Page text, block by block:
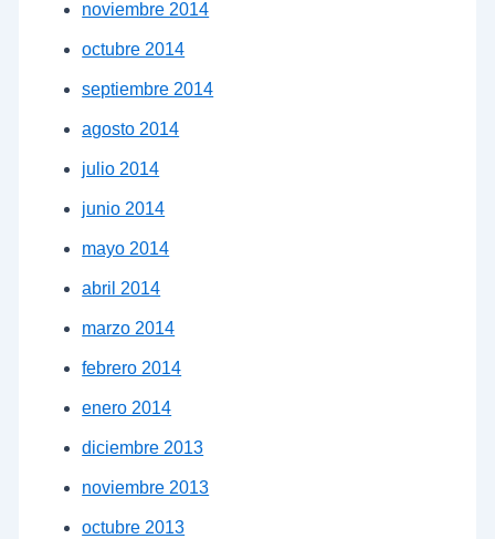
noviembre 2014
octubre 2014
septiembre 2014
agosto 2014
julio 2014
junio 2014
mayo 2014
abril 2014
marzo 2014
febrero 2014
enero 2014
diciembre 2013
noviembre 2013
octubre 2013